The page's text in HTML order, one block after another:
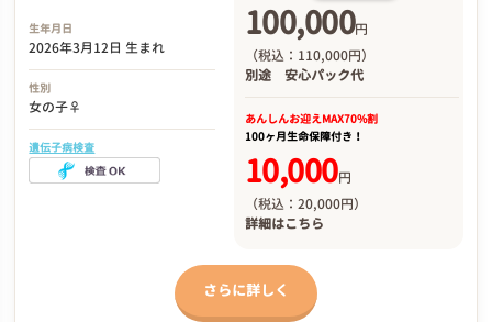
生年月日
2026年3月12日 生まれ
性別
女の子♀
遺伝子病検査
100,000円
（税込：110,000円）
別途 安心パック代
あんしんお迎えMAX70%割
100ヶ月生命保障付き！
10,000円
（税込：20,000円）
詳細はこちら
さらに詳しく